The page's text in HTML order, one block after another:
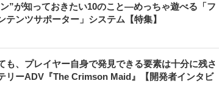
”が知っておきたい10のこと―めっちゃ遊べる「フ
ンツサポーター」システム【特集】
も、プレイヤー自身で発見できる要素は十分に残さ
リーADV『The Crimson Maid』【開発者インタビ